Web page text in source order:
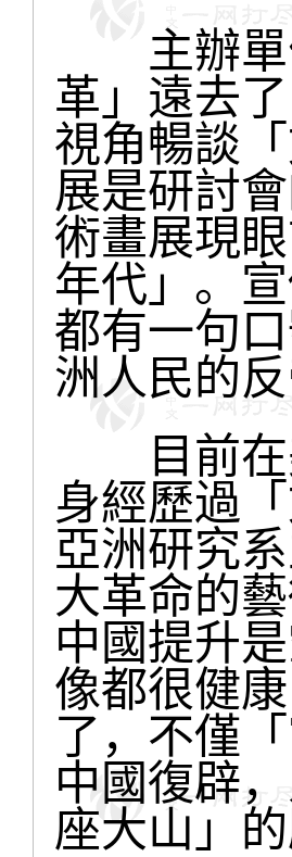
主辦單
革」遠去
視角暢談
展是研討
術畫展現
年代」。
都有一句
洲人民的
目前在
身經歷過
亞洲研究
大革命的
中國提升
像都很健
了，不僅
中國復辟
座大山」的